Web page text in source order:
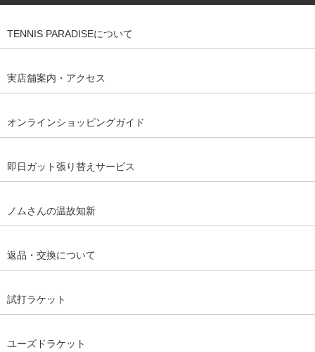
TENNIS PARADISEについて
実店舗案内・アクセス
オンラインショッピングガイド
即日ガット張り替えサービス
ノムさんの温故知新
返品・交換について
試打ラケット
ユーズドラケット